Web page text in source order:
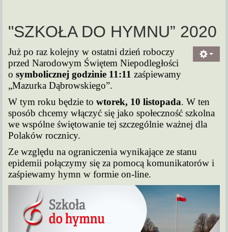
"SZKOŁA DO HYMNU” 2020
Już po raz kolejny w ostatni dzień roboczy
przed Narodowym Świętem Niepodległości
o symbolicznej godzinie 11:11 zaśpiewamy
„Mazurka Dąbrowskiego”.
W tym roku będzie to wtorek, 10 listopada. W ten
sposób chcemy włączyć się jako społeczność szkolna
we wspólne świętowanie tej szczególnie ważnej dla
Polaków rocznicy.
Ze względu na ograniczenia wynikające ze stanu
epidemii połączymy się za pomocą komunikatorów i
zaśpiewamy hymn w formie on-line.